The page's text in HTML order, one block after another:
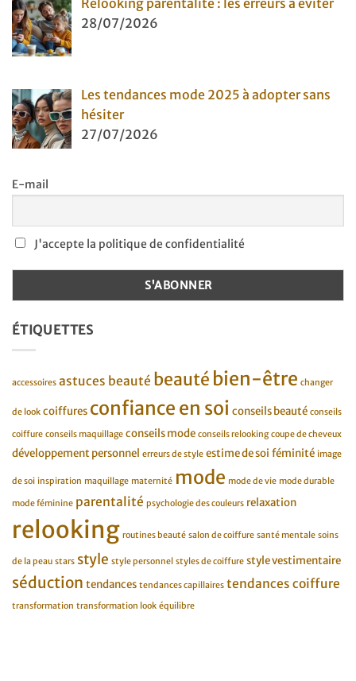
28/07/2026
Les tendances mode 2025 à adopter sans
hésiter
27/07/2026
E-mail
J'accepte la politique de confidentialité
ÉTIQUETTES
accessoires astuces beauté beauté bien-être changer
de look coiffures confiance en soi conseils beauté conseils
coiffure conseils maquillage conseils mode conseils relooking coupe de cheveux
développement personnel erreurs de style estime de soi féminité image
de soi inspiration maquillage maternité mode mode de vie mode durable
mode féminine parentalité psychologie des couleurs relaxation
relooking routines beauté salon de coiffure santé mentale soins
de la peau stars style style personnel styles de coiffure style vestimentaire
séduction tendances tendances capillaires tendances coiffure
transformation transformation look équilibre